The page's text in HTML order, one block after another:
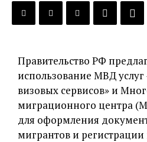
Правительство РФ
использование МВД
визовых сервисов» и
миграционного центра
для оформления
мигрантов и